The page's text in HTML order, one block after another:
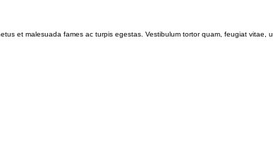
et malesuada fames ac turpis egestas. Vestibulum tortor quam, feugiat vitae,